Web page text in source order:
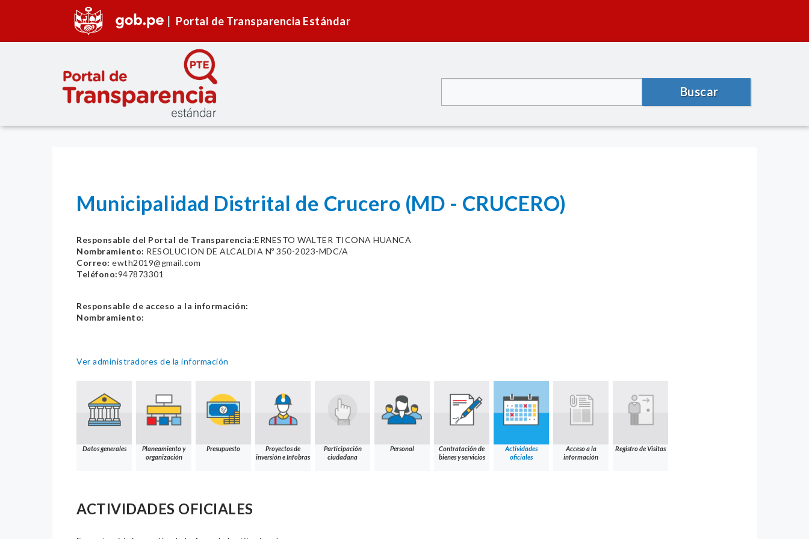
Portal de Transparencia Estándar
Buscar
Municipalidad Distrital de Crucero (MD - CRUCERO)
Responsable del Portal de Transparencia:ERNESTO WALTER TICONA HUANCA
Nombramiento: RESOLUCION DE ALCALDIA Nº 350-2023-MDC/A
Correo: ewth2019@gmail.com
Teléfono:947873301
Responsable de acceso a la información:
Nombramiento:
Ver administradores de la información
Datos generales
Planeamiento y
organización
Presupuesto
Proyectos de
inversión e Infobras
Participación
ciudadana
Personal
Contratación de
bienes y servicios
Actividades
oficiales
Acceso a la
información
Registro de Visitas
ACTIVIDADES OFICIALES